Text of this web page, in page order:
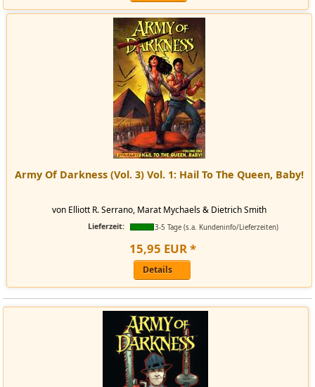
Army Of Darkness (Vol. 3) Vol. 1: Hail To The Queen, Baby!
von Elliott R. Serrano, Marat Mychaels & Dietrich Smith
Lieferzeit: 3-5 Tage (s.a. Kundeninfo/Lieferzeiten)
15,95 EUR*
Details